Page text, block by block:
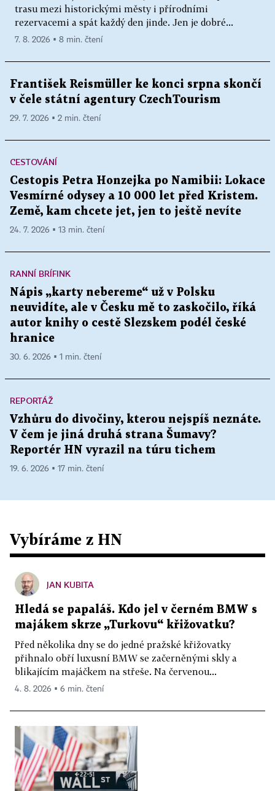
trasu mezi historickými městy i přírodními
rezervacemi a spát každý den jinde. Jen je dobré...
7. 8. 2026 ▪ 8 min. čtení
František Reismüller ke konci srpna skončí
v čele státní agentury CzechTourism
29. 7. 2026 ▪ 2 min. čtení
CESTOVÁNÍ
Cestopis Petra Honzejka po Namibii: Lokace
Vesmírné odysey a 10 000 let před Kristem.
Země, kam chcete jet, jen to ještě nevíte
24. 7. 2026 ▪ 13 min. čtení
RANNÍ BRÍFINK
Nápis „karty nebereme“ už v Polsku
neuvidíte, ale v Česku mě to zaskočilo, říká
autor knihy o cestě Slezskem podél české
hranice
30. 6. 2026 ▪ 1 min. čtení
REPORTÁŽ
Vzhůru do divočiny, kterou nejspíš neznáte.
V čem je jiná druhá strana Šumavy?
Reportér HN vyrazil na túru tichem
19. 6. 2026 ▪ 17 min. čtení
Vybíráme z HN
JAN KUBITA
Hledá se papaláš. Kdo jel v černém BMW s
majákem skrze „Turkovu“ křižovatku?
Před několika dny se do jedné pražské křižovatky
přihnalo obří luxusní BMW se začerněnými skly a
blikajícím majáčkem na střeše. Na červenou...
4. 8. 2026 ▪ 6 min. čtení